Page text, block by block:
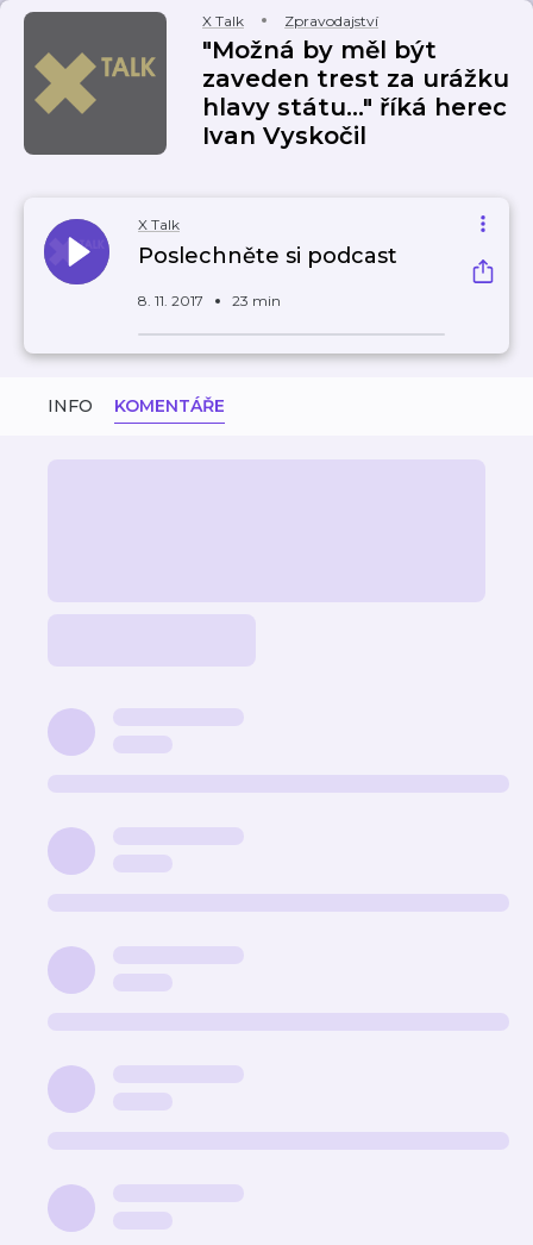
X Talk Zpravodajství
"Možná by měl být
zaveden trest za urážku
hlavy státu..." říká herec
Ivan Vyskočil
X Talk
Poslechněte si podcast
8. 11. 2017 23 min
INFO KOMENTÁŘE